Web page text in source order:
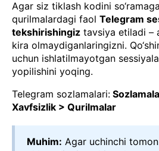
Agar siz tiklash kodini
qurilmalardagi faol Telegram
tekshirishingiz tavsiya etiladi –
kira olmaydiganlaringizni.
uchun ishlatilmayotgan
yopilishini yoqing.
Telegram sozlamalari:
Xavfsizlik > Qurilmalar
Muhim: Agar uchinchi